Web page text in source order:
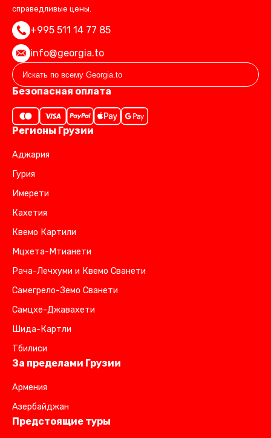
справедливые цены.
+995 511 14 77 85
info@georgia.to
Безопасная оплата
Регионы Грузии
Аджария
Гурия
Имерети
Кахетия
Квемо Картили
Мцхета-Мтианети
Рача-Лечхуми и Квемо Сванети
Самегрело-Земо Сванети
Самцхе-Джавахети
Шида-Картли
Тбилиси
За пределами Грузии
Армения
Азербайджан
Предстоящие туры